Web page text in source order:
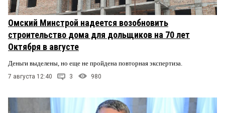
Омский Минстрой надеется возобновить
строительство дома для дольщиков на 70 лет
Октября в августе
Деньги выделены, но еще не пройдена повторная экспертиза.
7 августа 12:40 3 980